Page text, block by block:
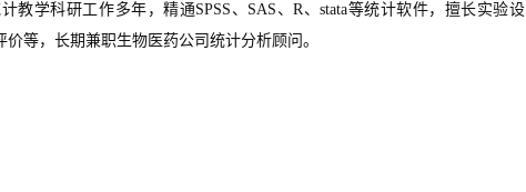
教学科研工作多年，精通SPSS、SAS、R、stata等统计软件，擅长实验设
等，长期兼职生物医药公司统计分析顾问。